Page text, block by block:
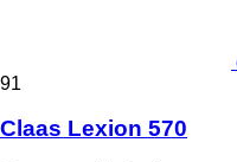
91
Claas Lexion 570